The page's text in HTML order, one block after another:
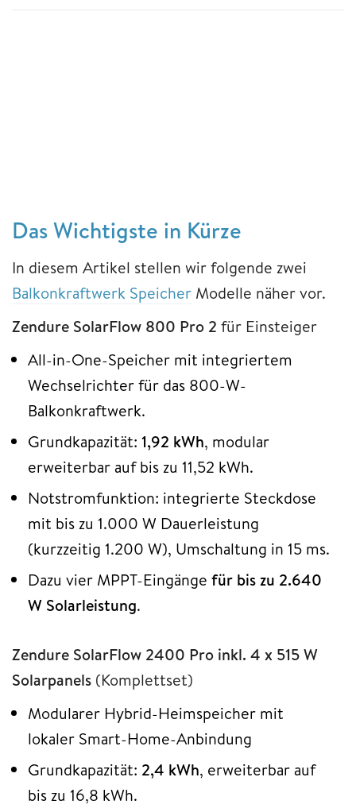
Das Wichtigste in Kürze
In diesem Artikel stellen wir folgende zwei
Balkonkraftwerk Speicher Modelle näher vor.
Zendure SolarFlow 800 Pro 2 für Einsteiger
All-in-One-Speicher mit integriertem
Wechselrichter für das 800-W-
Balkonkraftwerk.
Grundkapazität: 1,92 kWh, modular
erweiterbar auf bis zu 11,52 kWh.
Notstromfunktion: integrierte Steckdose
mit bis zu 1.000 W Dauerleistung
(kurzzeitig 1.200 W), Umschaltung in 15 ms.
Dazu vier MPPT-Eingänge für bis zu 2.640
W Solarleistung.
Zendure SolarFlow 2400 Pro inkl. 4 x 515 W
Solarpanels (Komplettset)
Modularer Hybrid-Heimspeicher mit
lokaler Smart-Home-Anbindung
Grundkapazität: 2,4 kWh, erweiterbar auf
bis zu 16,8 kWh.